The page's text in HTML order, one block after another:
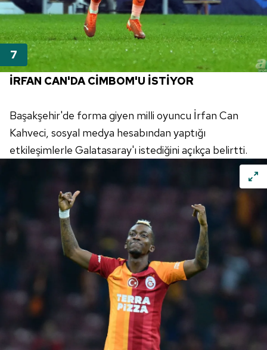
İRFAN CAN'DA CİMBOM'U İSTİYOR
Başakşehir'de forma giyen milli oyuncu İrfan Can
Kahveci, sosyal medya hesabından yaptığı
etkileşimlerle Galatasaray'ı istediğini açıkça belirtti.